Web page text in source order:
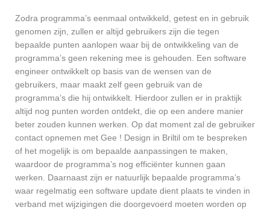
Zodra programma’s eenmaal ontwikkeld, getest en in gebruik
genomen zijn, zullen er altijd gebruikers zijn die tegen
bepaalde punten aanlopen waar bij de ontwikkeling van de
programma’s geen rekening mee is gehouden. Een software
engineer ontwikkelt op basis van de wensen van de
gebruikers, maar maakt zelf geen gebruik van de
programma’s die hij ontwikkelt. Hierdoor zullen er in praktijk
altijd nog punten worden ontdekt, die op een andere manier
beter zouden kunnen werken. Op dat moment zal de gebruiker
contact opnemen met Gee ! Design in Briltil om te bespreken
of het mogelijk is om bepaalde aanpassingen te maken,
waardoor de programma’s nog efficiënter kunnen gaan
werken. Daarnaast zijn er natuurlijk bepaalde programma’s
waar regelmatig een software update dient plaats te vinden in
verband met wijzigingen die doorgevoerd moeten worden op